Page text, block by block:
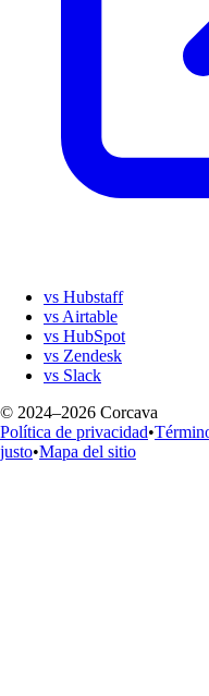
vs Hubstaff
vs Airtable
vs HubSpot
vs Zendesk
vs Slack
© 2024–2026 Corcava
Política de privacidad•
justo•Mapa del sitio